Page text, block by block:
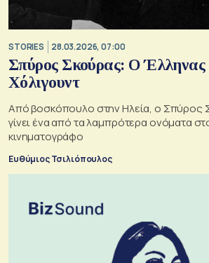
STORIES 28.03.2026, 07:00
Σπύρος Σκούρας: Ο Έλληνας
Χόλιγουντ
Από βοσκόπουλο στην Ηλεία, ο Σπύρος
γίνει ένα από τα λαμπρότερα ονόματα
κινηματογράφο
Ευθύμιος Τσιλιόπουλος